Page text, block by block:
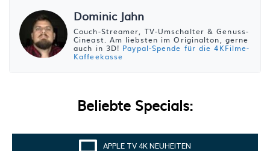
Dominic Jahn
Couch-Streamer, TV-Umschalter & Genuss-
Cineast. Am liebsten im Originalton, gerne
auch in 3D! Paypal-Spende für die 4KFilme-
Kaffeekasse
Beliebte Specials:
APPLE TV 4K NEUHEITEN